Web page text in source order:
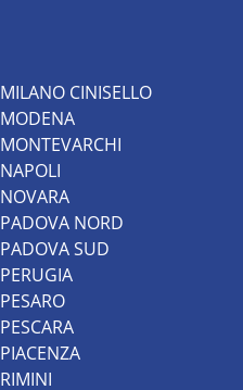
MILANO CINISELLO
MODENA
MONTEVARCHI
NAPOLI
NOVARA
PADOVA NORD
PADOVA SUD
PERUGIA
PESARO
PESCARA
PIACENZA
RIMINI